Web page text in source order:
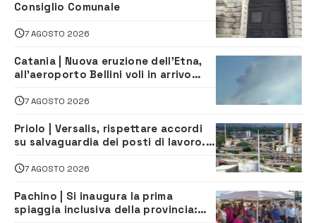
Consiglio Comunale
7 AGOSTO 2026
Catania | Nuova eruzione dell’Etna,
all’aeroporto Bellini voli in arrivo
7 AGOSTO 2026
Priolo | Versalis, rispettare accordi
su salvaguardia dei posti di lavoro. Il
7 AGOSTO 2026
Pachino | Si inaugura la prima
spiaggia inclusiva della provincia: